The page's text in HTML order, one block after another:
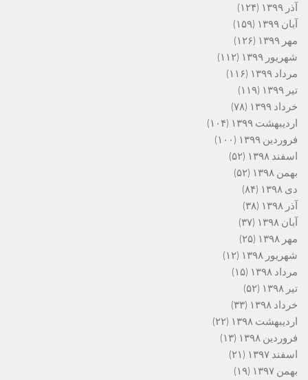
آذر ۱۳۹۹
(۱۲۴)
آبان ۱۳۹۹
(۱۵۹)
مهر ۱۳۹۹
(۱۲۶)
شهریور ۱۳۹۹
(۱۱۲)
مرداد ۱۳۹۹
(۱۱۶)
تیر ۱۳۹۹
(۱۱۹)
خرداد ۱۳۹۹
(۷۸)
اردیبهشت ۱۳۹۹
(۱۰۴)
فروردین ۱۳۹۹
(۱۰۰)
اسفند ۱۳۹۸
(۵۲)
بهمن ۱۳۹۸
(۵۲)
دی ۱۳۹۸
(۸۴)
آذر ۱۳۹۸
(۳۸)
آبان ۱۳۹۸
(۳۷)
مهر ۱۳۹۸
(۲۵)
شهریور ۱۳۹۸
(۱۲)
مرداد ۱۳۹۸
(۱۵)
تیر ۱۳۹۸
(۵۲)
خرداد ۱۳۹۸
(۳۳)
اردیبهشت ۱۳۹۸
(۲۲)
فروردین ۱۳۹۸
(۱۳)
اسفند ۱۳۹۷
(۲۱)
بهمن ۱۳۹۷
(۱۹)